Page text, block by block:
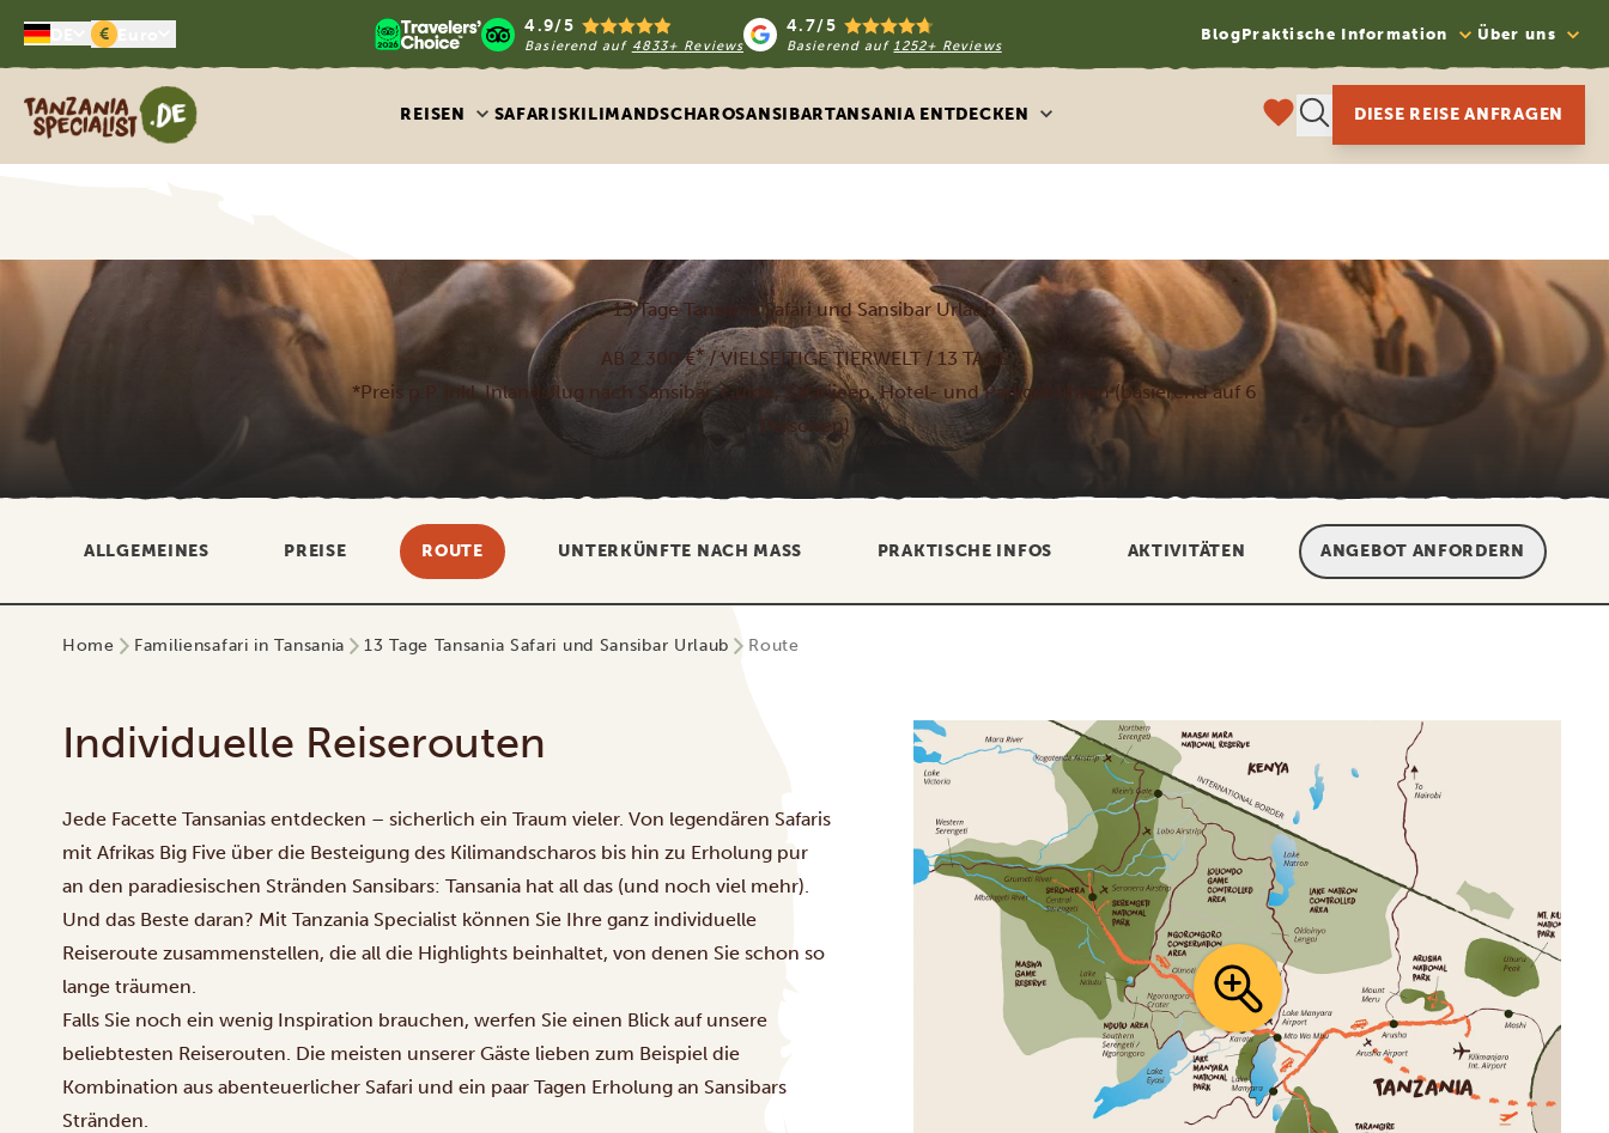
€ 4.9/5
Basierend auf 4833+ Reviews
4.7/5
Basierend auf1252+ Reviews
BlogPraktische Information Über uns
Tanzania Specialist
REISEN SAFARISKILIMANDSCHAROSANSIBARTANSANIA ENTDECKEN DIESE REISE ANFRAGEN
13 Tage Tansania Safari und Sansibar Urlaub
AB 2.300 €*/ VIELSEITIGE TIERWELT / 13 TAGE
*Preis p.P. inkl. Inlandsflug nach Sansibar, Guide, Safarijeep, Hotel- und Parkgebühren (basierend auf 6
Personen)
ALLGEMEINES PREISE ROUTE UNTERKÜNFTE NACH MASS PRAKTISCHE INFOS AKTIVITÄTEN ANGEBOT ANFORDERN
Home Familiensafari in Tansania 13 Tage Tansania Safari und Sansibar Urlaub Route
Individuelle Reiserouten
Jede Facette Tansanias entdecken – sicherlich ein Traum vieler. Von legendären Safaris
mit Afrikas Big Five über die Besteigung des Kilimandscharos bis hin zu Erholung pur
an den paradiesischen Stränden Sansibars: Tansania hat all das (und noch viel mehr).
Und das Beste daran? Mit Tanzania Specialist können Sie Ihre ganz individuelle
Reiseroute zusammenstellen, die all die Highlights beinhaltet, von denen Sie schon so
lange träumen.
Falls Sie noch ein wenig Inspiration brauchen, werfen Sie einen Blick auf unsere
beliebtesten Reiserouten. Die meisten unserer Gäste lieben zum Beispiel die
Kombination aus abenteuerlicher Safari und ein paar Tagen Erholung an Sansibars
Stränden.